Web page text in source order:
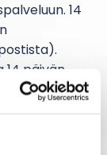
14
päivän